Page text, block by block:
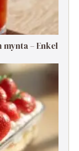
– Enkel